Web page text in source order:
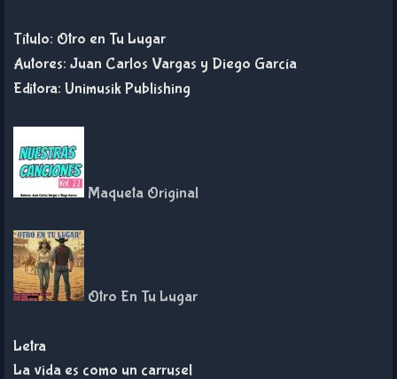
Título: Otro en Tu Lugar
Autores: Juan Carlos Vargas y Diego García
Editora: Unimusik Publishing
Maqueta Original
Otro En Tu Lugar
Letra
La vida es como un carrusel